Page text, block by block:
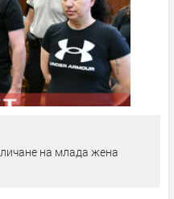
на млада жена